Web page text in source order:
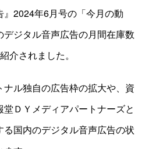
2024年6月号の「今月の動
ジタル音声広告の月間在庫数
介されました。
ル独自の広告枠の拡大や、資
ＤＹメディアパートナーズと
国内のデジタル音声広告の状